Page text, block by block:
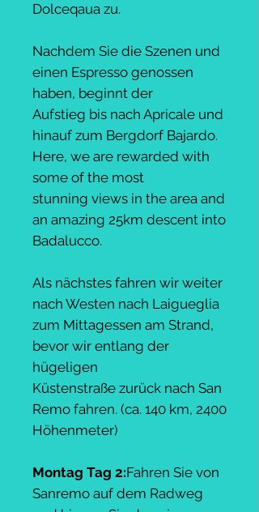
Dolceqaua zu.
Nachdem Sie die Szenen und
einen Espresso genossen
haben, beginnt der
Aufstieg bis nach Apricale und
hinauf zum Bergdorf Bajardo.
Here, we are rewarded with
some of the most
stunning views in the area and
an amazing 25km descent into
Badalucco.
Als nächstes fahren wir weiter
nach Westen nach Laigueglia
zum Mittagessen am Strand,
bevor wir entlang der
hügeligen
Küstenstraße zurück nach San
Remo fahren. (ca. 140 km, 2400
Höhenmeter)
Montag Tag 2:Fahren Sie von
Sanremo auf dem Radweg